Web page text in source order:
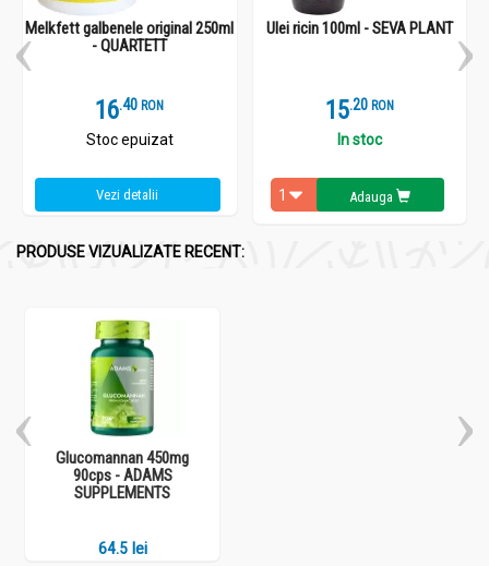
Melkfett galbenele original 250ml
- QUARTETT
16.4 RON
Stoc epuizat
Vezi detalii
Ulei ricin 100ml - SEVA PLANT
15.2 RON
In stoc
Adauga
PRODUSE VIZUALIZATE RECENT:
Glucomannan 450mg
90cps - ADAMS
SUPPLEMENTS
64.5 lei